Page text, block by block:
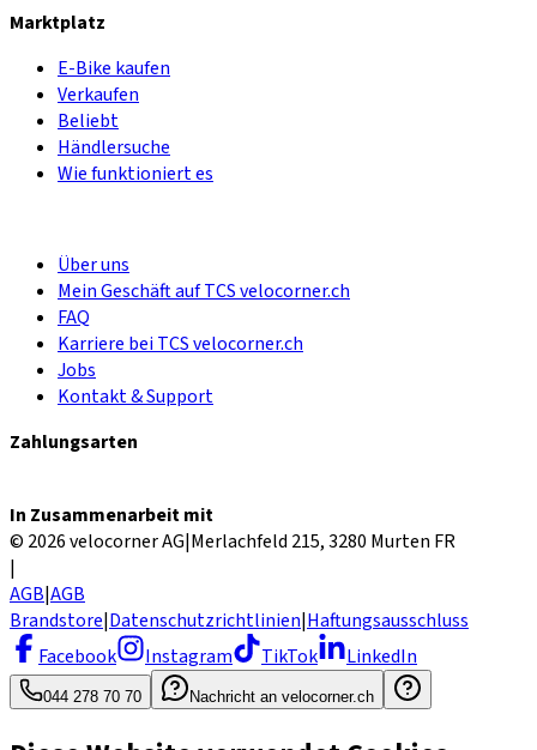
Marktplatz
E-Bike kaufen
Verkaufen
Beliebt
Händlersuche
Wie funktioniert es
Über uns
Mein Geschäft auf TCS velocorner.ch
FAQ
Karriere bei TCS velocorner.ch
Jobs
Kontakt & Support
Zahlungsarten
In Zusammenarbeit mit
© 2026 velocorner AG|Merlachfeld 215, 3280 Murten FR
|
AGB|AGB
Brandstore|Datenschutzrichtlinien|Haftungsausschluss
Facebook
Instagram TikTok LinkedIn
044 278 70 70 Nachricht an velocorner.ch